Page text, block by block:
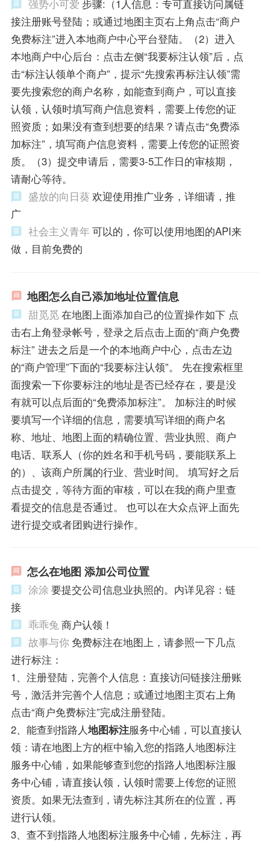
强势小可爱 步骤:（1人信息：专可直接访问属链
接注册账号登陆；或通过地图主页右上角点击“商户
免费标注”进入本地商户中心平台登陆。（2）进入
本地商户中心后台：点击左侧“我要标注认领”后，点
击“标注认领单个商户”，提示“先搜索再标注认领”需
要先搜索您的商户名称，如能查到商户，可以直接
认领，认领时填写商户信息资料，需要上传您的证
照资质；如果没有查到想要的结果？请点击“免费添
加标注”，填写商户信息资料，需要上传您的证照资
质。（3）提交申请后，需要3-5工作日的审核期，
请耐心等待。
盛放的向日葵 欢迎使用推广业务，详细请，推
广
社会主义青年 可以的，你可以使用地图的API来
做，目前免费的
地图怎么自己添加地址位置信息
甜觅觅在地图上面添加自己的位置操作如下 点
击右上角登录帐号，登录之后点击上面的“商户免费
标注” 进去之后是一个的本地商户中心，点击左边
的“商户管理”下面的“我要标注认领”。 先在搜索框里
面搜索一下你要标注的地址是否已经存在，要是没
有就可以点后面的“免费添加标注”。 加标注的时候
要填写一个详细的信息，需要填写详细的商户名
称、地址、地图上面的精确位置、营业执照、商户
电话、联系人（你的姓名和手机号码，要能联系上
的）、该商户所属的行业、营业时间。 填写好之后
点击提交，等待方面的审核，可以在我的商户里查
看提交的信息是否通过。 也可以在大众点评上面先
进行提交或者团购进行操作。
怎么在地图 添加公司位置
涂涂 要提交公司信息业执照的。内详见容：链
接
乖乖兔商户认领！
故事与你免费标注在地图上，请参照一下几点
进行标注：
1、注册登陆，完善个人信息：直接访问链接注册账
号，激活并完善个人信息；或通过地图主页右上角
点击“商户免费标注”完成注册登陆。
2、能查到指路人地图标注服务中心铺，可以直接认
领：请在地图上方的框中输入您的指路人地图标注
服务中心铺，如果能够查到您的指路人地图标注服
务中心铺，请直接认领，认领时需要上传您的证照
资质。如果无法查到，请先标注其所在的位置，再
进行认领。
3、查不到指路人地图标注服务中心铺，先标注，再